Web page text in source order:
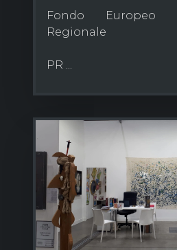
Fondo Europeo
Regionale
PR ...